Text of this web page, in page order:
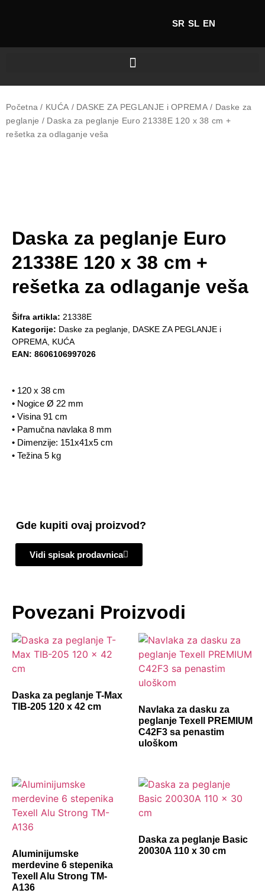
SR SL EN
Početna / KUĆA / DASKE ZA PEGLANJE i OPREMA/ Daske za
peglanje / Daska za peglanje Euro 21338E 120 x 38 cm +
rešetka za odlaganje veša
Daska za peglanje Euro
21338E 120 x 38 cm +
rešetka za odlaganje veša
Šifra artikla: 21338E
Kategorije: Daske za peglanje DASKE ZA PEGLANJE i
OPREMA KUĆA
EAN: 8606106997026
• 120 x 38 cm
• Nogice Ø 22 mm
• Visina 91 cm
• Pamučna navlaka 8 mm
• Dimenzije: 151x41x5 cm
• Težina 5 kg
Gde kupiti ovaj proizvod?
Vidi spisak prodavnica
Povezani Proizvodi
Daska za peglanje T-Max
TIB-205 120 x 42 cm
Navlaka za dasku za
peglanje Texell PREMIUM
C42F3 sa penastim
uloškom
Aluminijumske
merdevine 6 stepenika
Texell Alu Strong TM-
A136
Daska za peglanje Basic
20030A 110 x 30 cm